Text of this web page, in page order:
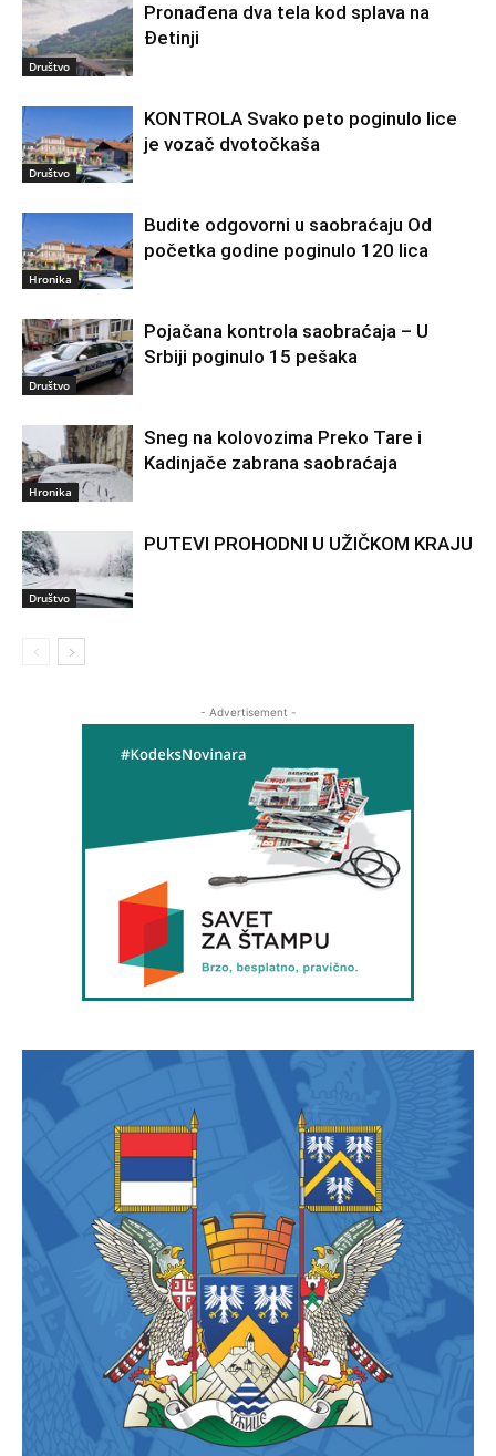
Društvo
Pronađena dva tela kod splava na
Đetinji
Društvo
KONTROLA Svako peto poginulo lice
je vozač dvotočkaša
Hronika
Budite odgovorni u saobraćaju Od
početka godine poginulo 120 lica
Društvo
Pojačana kontrola saobraćaja – U
Srbiji poginulo 15 pešaka
Hronika
Sneg na kolovozima Preko Tare i
Kadinjače zabrana saobraćaja
Društvo
PUTEVI PROHODNI U UŽIČKOM KRAJU
- Advertisement -